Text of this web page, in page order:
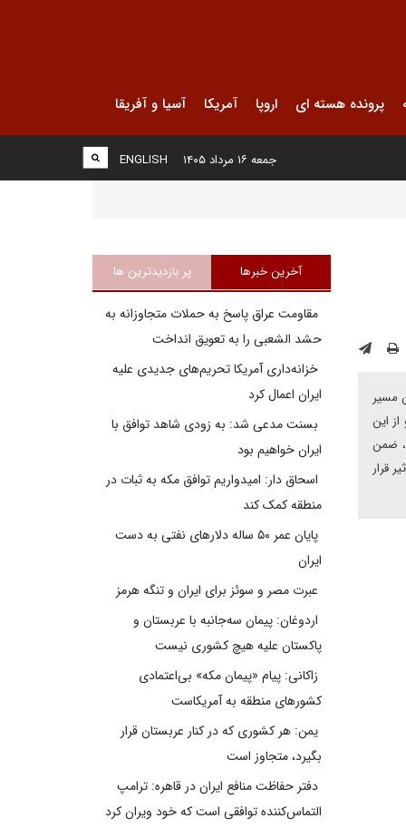
پرونده هسته ای اروپا آمریکا آسیا و آفریقا
ENGLISH جمعه ۱۶ مرداد ۱۴۰۵
مسیر
این
ضمن
قرار
آخرین خبرها پر بازدیدترین ها
مقاومت عراق پاسخ به حملات متجاوزانه به
حشد الشعبی را به تعویق انداخت
خزانه‌داری آمریکا تحریم‌های جدیدی علیه
ایران اعمال کرد
بسنت مدعی شد: به زودی شاهد توافق با
ایران خواهیم بود
اسحاق دار: امیدواریم توافق مکه به ثبات در
منطقه کمک کند
پایان عمر ۵۰ ساله دلارهای نفتی به دست
ایران
عبرت مصر و سوئز برای ایران و تنگه هرمز
اردوغان: پیمان سه‌جانبه با عربستان و
پاکستان علیه هیچ کشوری نیست
زاکانی: پیام «پیمان مکه» بی‌اعتمادی
کشورهای منطقه به آمریکاست
یمن: هر کشوری که در کنار عربستان قرار
بگیرد، متجاوز است
دفتر حفاظت منافع ایران در قاهره: ترامپ
التماس‌کننده توافقی است که خود ویران کرد